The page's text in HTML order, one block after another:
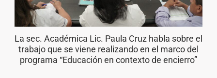
La sec. Académica Lic. Paula Cruz habla sobre el
trabajo que se viene realizando en el marco del
programa “Educación en contexto de encierro”